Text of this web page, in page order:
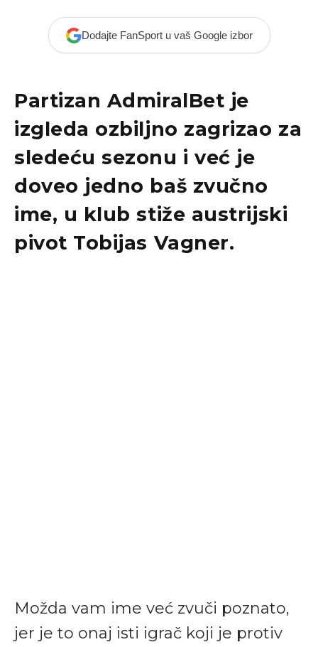
Dodajte FanSport u vaš Google izbor
Partizan AdmiralBet je
izgleda ozbiljno zagrizao za
sledeću sezonu i već je
doveo jedno baš zvučno
ime, u klub stiže austrijski
pivot Tobijas Vagner.
Možda vam ime već zvuči poznato,
jer je to onaj isti igrač koji je protiv